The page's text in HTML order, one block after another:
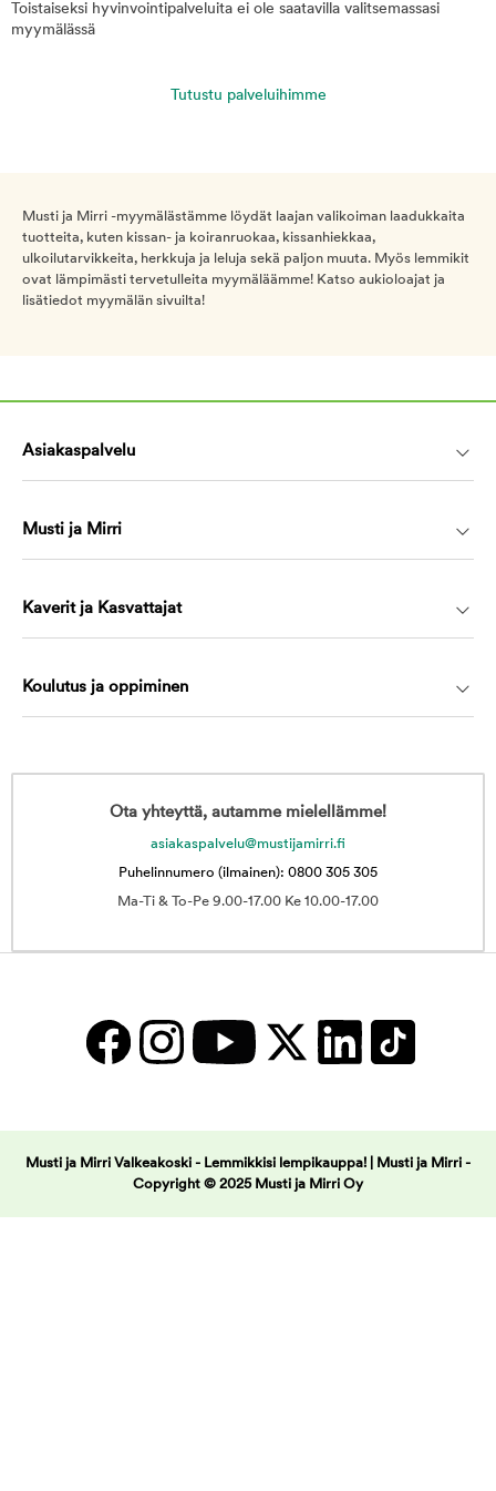
Toistaiseksi hyvinvointipalveluita ei ole saatavilla valitsemassasi
myymälässä
Tutustu palveluihimme
Musti ja Mirri -myymälästämme löydät laajan valikoiman laadukkaita
tuotteita, kuten kissan- ja koiranruokaa, kissanhiekkaa,
ulkoilutarvikkeita, herkkuja ja leluja sekä paljon muuta. Myös lemmikit
ovat lämpimästi tervetulleita myymäläämme! Katso aukioloajat ja
lisätiedot myymälän sivuilta!
Asiakaspalvelu
Musti ja Mirri
Kaverit ja Kasvattajat
Koulutus ja oppiminen
Ota yhteyttä, autamme mielellämme!
asiakaspalvelu@mustijamirri.fi
Puhelinnumero (ilmainen): 0800 305 305
Ma-Ti & To-Pe 9.00-17.00 Ke 10.00-17.00
Musti ja Mirri Valkeakoski - Lemmikkisi lempikauppa! | Musti ja Mirri -
Copyright © 2025 Musti ja Mirri Oy